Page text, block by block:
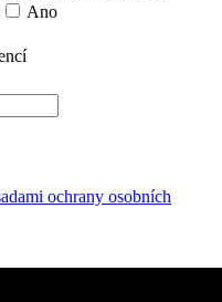
Ano
ochrany osobních